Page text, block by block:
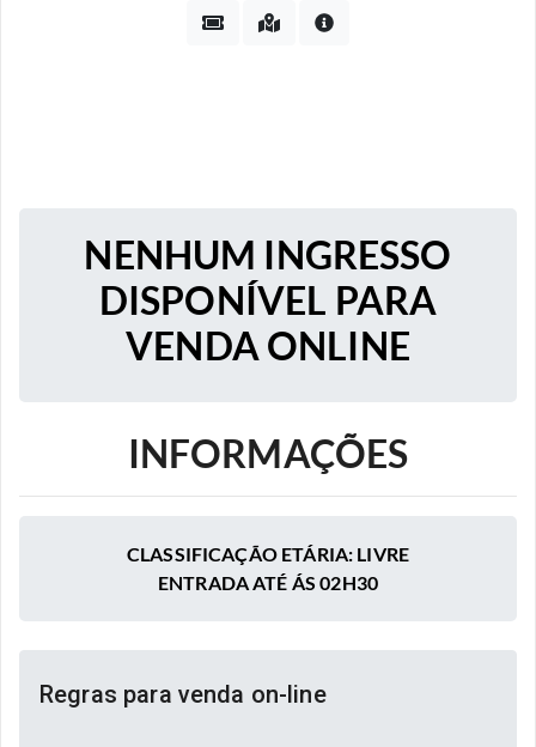
NENHUM INGRESSO
DISPONÍVEL PARA
VENDA ONLINE
INFORMAÇÕES
CLASSIFICAÇÃO ETÁRIA: LIVRE
ENTRADA ATÉ ÁS 02H30
Regras para venda on-line